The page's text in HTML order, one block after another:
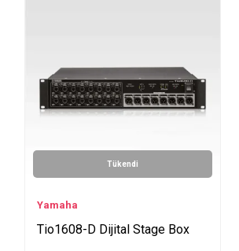
Tükendi
Yamaha
Tio1608-D Dijital Stage Box